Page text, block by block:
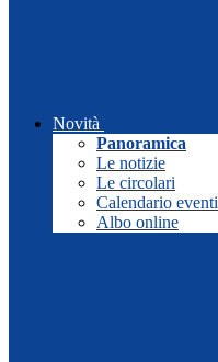
Novità
Panoramica
Le notizie
Le circolari
Calendario eventi
Albo online